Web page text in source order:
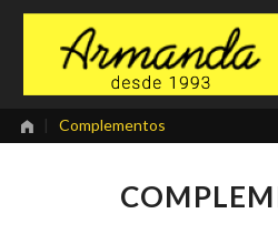
Skip
content
| Complementos